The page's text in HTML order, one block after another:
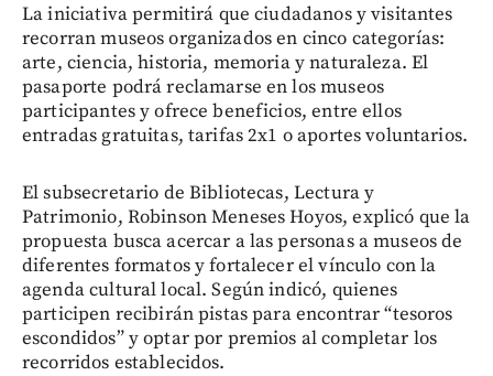
La iniciativa permitirá que ciudadanos y visitantes
recorran museos organizados en cinco categorías:
arte, ciencia, historia, memoria y naturaleza. El
pasaporte podrá reclamarse en los museos
participantes y ofrece beneficios, entre ellos
entradas gratuitas, tarifas 2x1 o aportes voluntarios.
El subsecretario de Bibliotecas, Lectura y
Patrimonio, Robinson Meneses Hoyos, explicó que la
propuesta busca acercar a las personas a museos de
diferentes formatos y fortalecer el vínculo con la
agenda cultural local. Según indicó, quienes
participen recibirán pistas para encontrar “tesoros
escondidos” y optar por premios al completar los
recorridos establecidos.